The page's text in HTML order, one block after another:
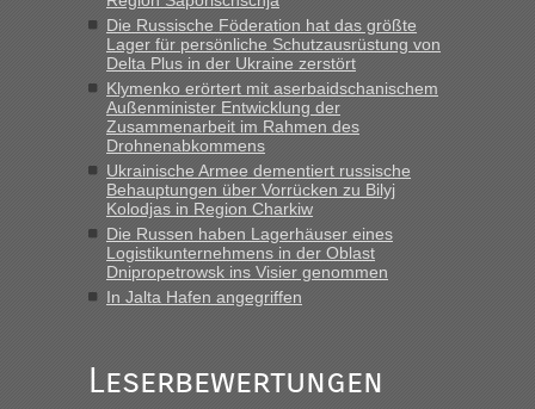
mitnehmen. Es ist gebrauchte Kleidung...“
Berichte und Reisetipps • Re: An welchem
Grenzübergang zwischen Polen und der Ukraine geht es am
schnellsten?
„Wir sind mit unserem Wohnmobil, wie geplant am Montag
15.6. in Krakovets rüber. Sehr zeitig los gegen 5 Uhr in der
Früh. Mit sehr sehr wenig Verkehr, super bis zur Grenze. Nur
8 PKW vor der Schranke....“
Berichte und Reisetipps • Re: An welchem
Grenzübergang zwischen Polen und der Ukraine geht es am
schnellsten?
schnell da auch Passagiere mit EU-Pass dabei waren“
Die Russische Föderation hat das größte
Lager für persönliche Schutzausrüstung von
Delta Plus in der Ukraine zerstört
Klymenko erörtert mit aserbaidschanischem
Außenminister Entwicklung der
Zusammenarbeit im Rahmen des
Drohnenabkommens
Ukrainische Armee dementiert russische
Behauptungen über Vorrücken zu Bilyj
Kolodjas in Region Charkiw
Die Russen haben Lagerhäuser eines
Logistikunternehmens in der Oblast
Dnipropetrowsk ins Visier genommen
In Jalta Hafen angegriffen
Leserbewertungen